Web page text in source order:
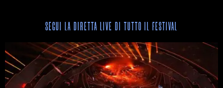
SEGUI LA DIRETTA LIVE DI TUTTO IL FESTIVAL